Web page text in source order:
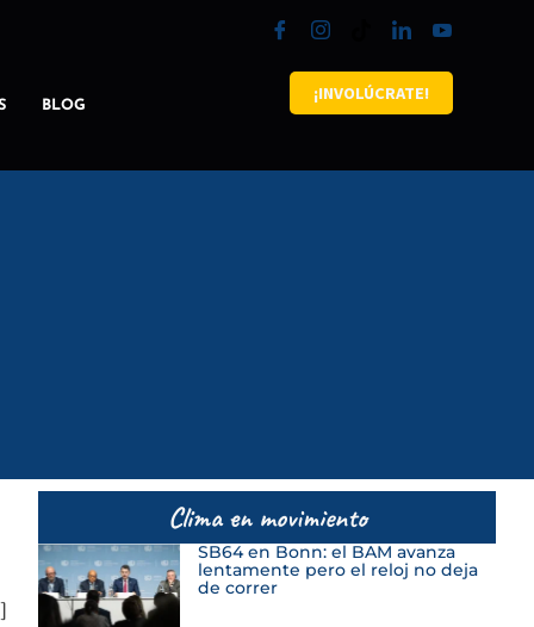
BLOG
¡INVOLÚCRATE!
Clima en movimiento
SB64 en Bonn: el BAM avanza
lentamente pero el reloj no deja
de correr